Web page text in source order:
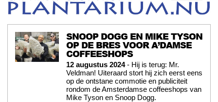
SNOOP DOGG EN MIKE TYSON
OP DE BRES VOOR A’DAMSE
COFFEESHOPS
12 augustus 2024- Hij is terug: Mr.
Veldman! Uiteraard stort hij zich eerst eens
op de ontstane commotie en publiciteit
rondom de Amsterdamse coffeeshops van
Mike Tyson en Snoop Dogg.